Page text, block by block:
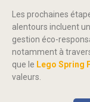
Les prochaines
alentours incluent
gestion éco-
notamment à
que le Lego Spring
valeurs.